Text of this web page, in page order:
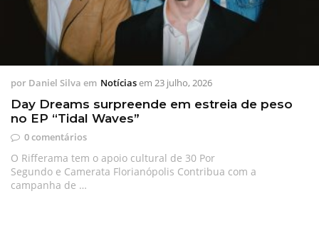
por Daniel Silva em Notíciasem 23 julho, 2026
Day Dreams surpreende em estreia de peso
no EP “Tidal Waves”
0 comentários
O Rifferama tem o apoio cultural de 30 Por
Segundo e Camerata Florianópolis Contribua com a
campanha de …